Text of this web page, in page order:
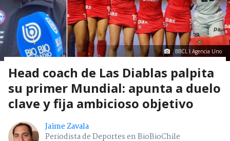
BBCL I Agencia Uno
Head coach de Las Diablas palpita
su primer Mundial: apunta a duelo
clave y fija ambicioso objetivo
Jaime Zavala
Periodista de Deportes en BioBioChile